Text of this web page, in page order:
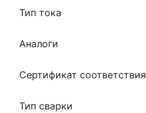
Тип тока
Аналоги
Сертификат соответствия
Тип сварки